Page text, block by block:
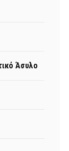
Άσυλο